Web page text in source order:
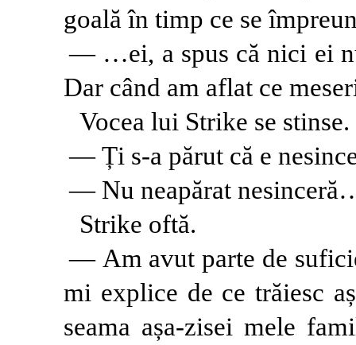
goală în timp ce se
— …ei, a spus că nici ei
Dar când am aflat ce
Vocea lui Strike se
— Ți s-a părut că e
— Nu neapărat
Strike oftă.
— Am avut parte de
mi explice de ce trăiesc
seama așa-zisei mele